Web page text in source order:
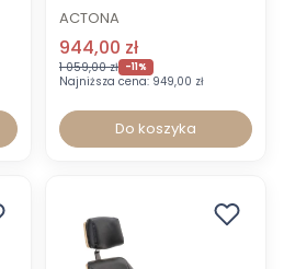
ACTONA
944,00 zł
1 059,00 zł -11%
Najniższa cena: 949,00 zł
Do koszyka